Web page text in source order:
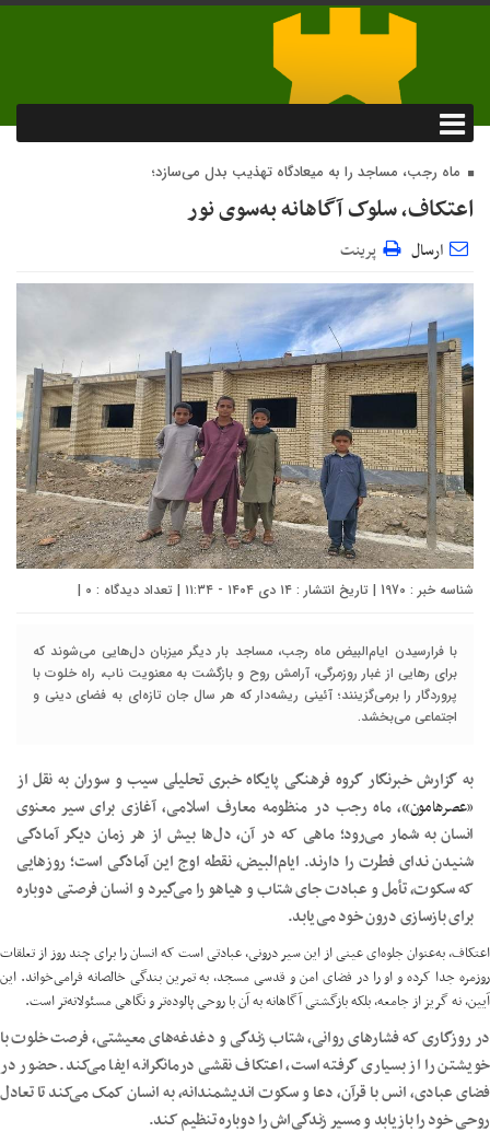
ماه رجب، مساجد را به میعادگاه تهذیب بدل می‌سازد؛
اعتکاف، سلوک آگاهانه به‌سوی نور
ارسال پرینت
شناسه خبر : 1970 | تاریخ انتشار : ۱۴ دی ۱۴۰۴ - ۱۱:۳۴ | تعداد دیدگاه : ۰ |
با فرارسیدن ایام‌البیض ماه رجب، مساجد بار دیگر میزبان دل‌هایی می‌شوند که
برای رهایی از غبار روزمرگی، آرامش روح و بازگشت به معنویت ناب، راه خلوت با
پروردگار را برمی‌گزینند؛ آئینی ریشه‌دار که هر سال جان تازه‌ای به فضای دینی و
اجتماعی می‌بخشد.
به گزارش خبرنگار گروه فرهنگی پایگاه خبری تحلیلی سیب و سوران به نقل از
«عصرهامون»، ماه رجب در منظومه معارف اسلامی، آغازی برای سیر معنوی
انسان به شمار می‌رود؛ ماهی که در آن، دل‌ها بیش از هر زمان دیگر آمادگی
شنیدن ندای فطرت را دارند. ایام‌البیض، نقطه اوج این آمادگی است؛ روزهایی
که سکوت، تأمل و عبادت جای شتاب و هیاهو را می‌گیرد و انسان فرصتی دوباره
برای بازسازی درون خود می‌یابد.
اعتکاف، به‌عنوان جلوه‌ای عینی از این سیر درونی، عبادتی است که انسان را برای چند روز از تعلقات
روزمره جدا کرده و او را در فضای امن و قدسی مسجد، به تمرین بندگی خالصانه فرامی‌خواند. این
آیین، نه گریز از جامعه، بلکه بازگشتی آگاهانه به آن با روحی پالوده‌تر و نگاهی مسئولانه‌تر است.
در روزگاری که فشارهای روانی، شتاب زندگی و دغدغه‌های معیشتی، فرصت خلوت با
خویشتن را از بسیاری گرفته است، اعتکاف نقشی درمانگرانه ایفا می‌کند. حضور در
فضای عبادی، انس با قرآن، دعا و سکوت اندیشمندانه، به انسان کمک می‌کند تا تعادل
روحی خود را بازیابد و مسیر زندگی‌اش را دوباره تنظیم کند.